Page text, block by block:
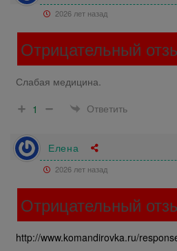
2026 лет назад
Отрицательный
Слабая медицина.
1
Ответить
Елена
2026 лет назад
Отрицательный
http://www.komandirovka.ru/